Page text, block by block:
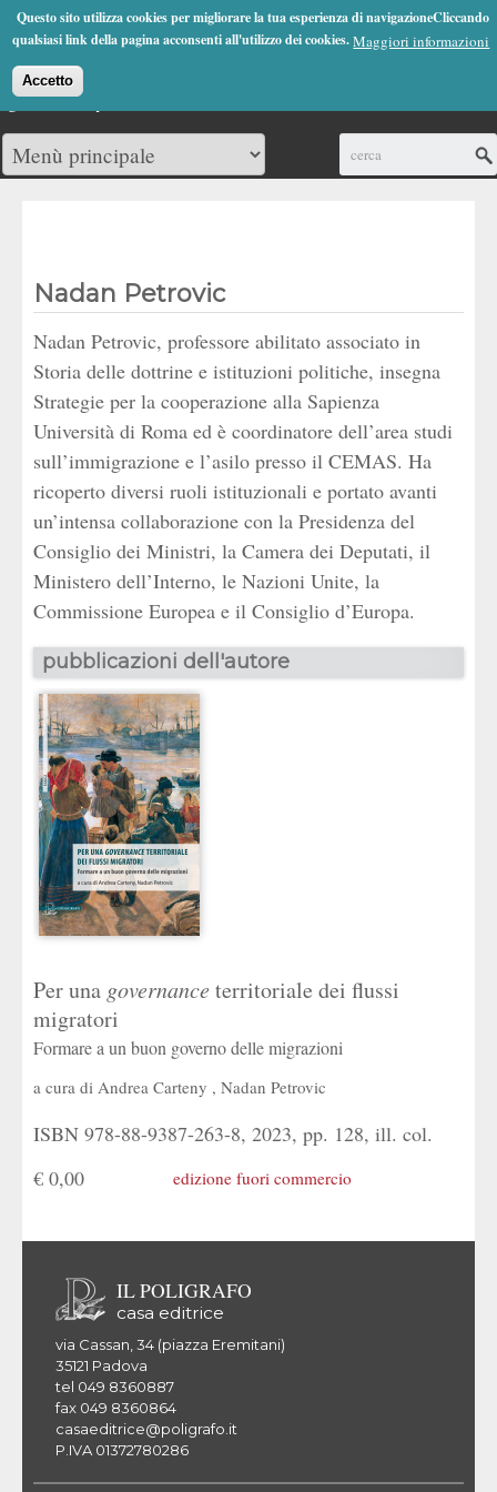
Questo sito utilizza cookies per migliorare la tua esperienza di navigazioneCliccando
qualsiasi link della pagina acconsenti all'utilizzo dei cookies.Maggiori informazioni
Accetto
Jump to Navigation
(0)
Nadan Petrovic
Nadan Petrovic, professore abilitato associato in
Storia delle dottrine e istituzioni politiche, insegna
Strategie per la cooperazione alla Sapienza
Università di Roma ed è coordinatore dell’area studi
sull’immigrazione e l’asilo presso il CEMAS. Ha
ricoperto diversi ruoli istituzionali e portato avanti
un’intensa collaborazione con la Presidenza del
Consiglio dei Ministri, la Camera dei Deputati, il
Ministero dell’Interno, le Nazioni Unite, la
Commissione Europea e il Consiglio d’Europa.
pubblicazioni dell'autore
Per una governance territoriale dei flussi
migratori
Formare a un buon governo delle migrazioni
a cura di Andrea Carteny , Nadan Petrovic
ISBN 978-88-9387-263-8, 2023, pp. 128, ill. col.
€ 0,00
edizione fuori commercio
IL POLIGRAFO
casa editrice
via Cassan, 34 (piazza Eremitani)
35121 Padova
tel 049 8360887
fax 049 8360864
casaeditrice@poligrafo.it
P.IVA 01372780286